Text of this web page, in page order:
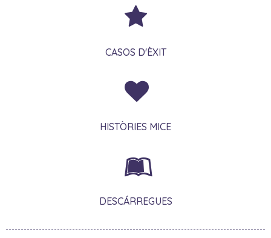
CASOS D'ÈXIT
HISTÒRIES MICE
DESCÁRREGUES